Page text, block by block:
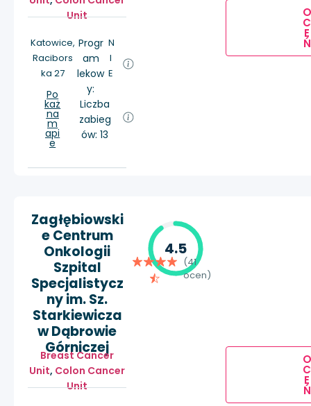
Unit
Katowice,
Racibors
ka 27
Po
każ
na
m
api
e
Progr
am
lekow
y:
N
I
E
Liczba
zabieg
ów: 13
O
C
E
Ń
Zagłębiowski
e Centrum
Onkologii
Szpital
Specjalistycz
ny im. Sz.
Starkiewicza
w Dąbrowie
Górniczej
Breast Cancer
Unit, Colon Cancer
Unit
4.5
(41
ocen)
O
C
E
Ń